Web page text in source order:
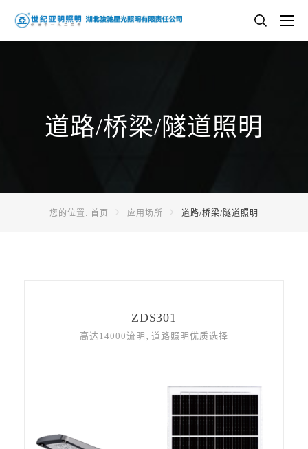
道路/桥梁/隧道照明
您的位置:首页 应用场所 道路/桥梁/隧道照明
ZDS301
高达14000流明，道路照明优质选择